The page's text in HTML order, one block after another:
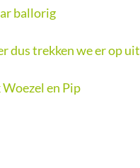
ballorig
dus trekken we er op uit
en Pip